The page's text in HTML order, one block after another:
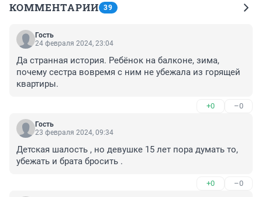
КОММЕНТАРИИ 39
Гость
24 февраля 2024, 23:04
Да странная история. Ребёнок на балконе, зима,
почему сестра вовремя с ним не убежала из горящей
квартиры.
+0 –0
Гость
23 февраля 2024, 09:34
Детская шалость , но девушке 15 лет пора думать то,
убежать и брата бросить .
+0 –0